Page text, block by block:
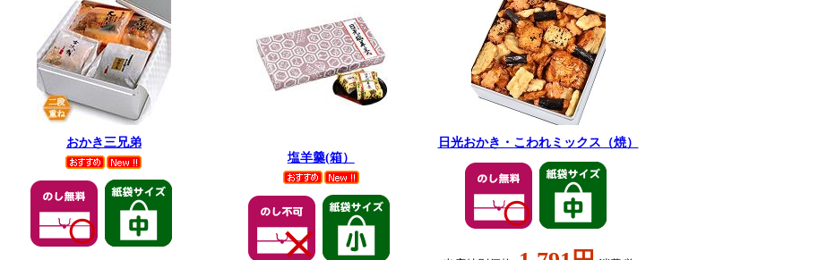
おかき三兄弟
塩羊羹(箱）
日光おかき・こわれミックス（焼）